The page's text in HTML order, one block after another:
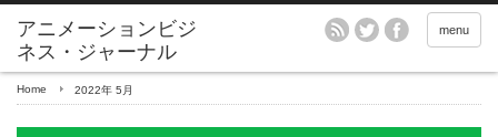
アニメーションビジ
ネス・ジャーナル
menu
Home 2022年 5月